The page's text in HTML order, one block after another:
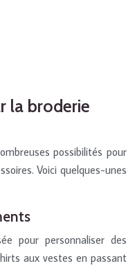
la broderie
possibilités pour
Voici quelques-unes
pour personnaliser des
aux vestes en passant